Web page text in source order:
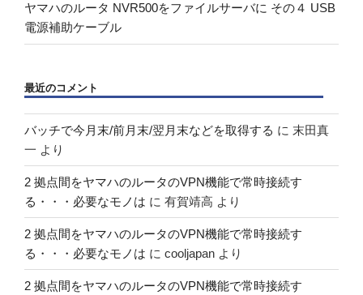
ヤマハのルータ NVR500をファイルサーバに その４ USB
電源補助ケーブル
最近のコメント
バッチで今月末/前月末/翌月末などを取得する に 末田真
一 より
2 拠点間をヤマハのルータのVPN機能で常時接続す
る・・・必要なモノは に 有賀靖高 より
2 拠点間をヤマハのルータのVPN機能で常時接続す
る・・・必要なモノは に cooljapan より
2 拠点間をヤマハのルータのVPN機能で常時接続す